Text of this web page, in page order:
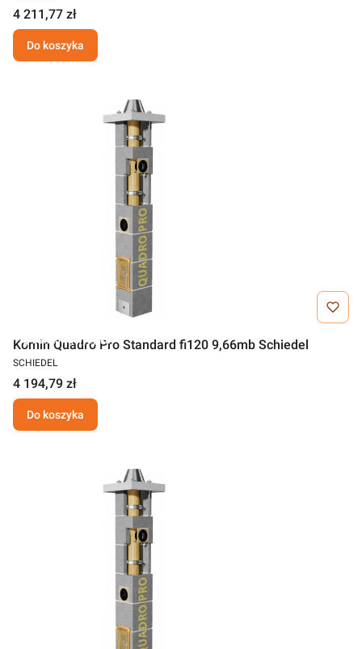
4 211,77 zł
Do koszyka
Darmowa wysyłka
Komin Quadro Pro Standard fi120 9,66mb Schiedel
SCHIEDEL
4 194,79 zł
Do koszyka